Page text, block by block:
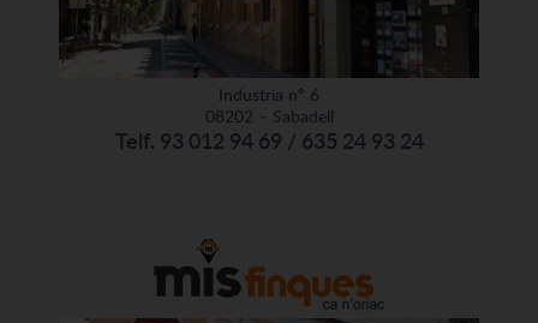
Industria nº 6
08202 – Sabadell
Telf. 93 012 94 69 / 635 24 93 24